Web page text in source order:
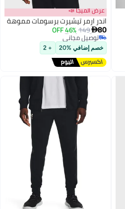
عرض الميجا 📣
اندر ارمر تيشيرت برسومات مموهة
80
149
46% OFF
أقل سعر في السنة
توصيل مجاني
أقل سعر في السنة
خصم إضافي %20 + 2